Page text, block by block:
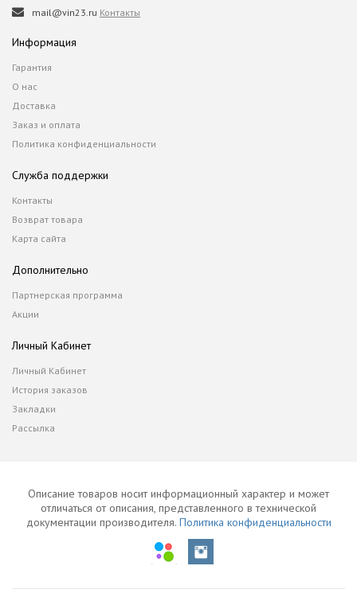
mail@vin23.ru Контакты
Информация
Гарантия
О нас
Доставка
Заказ и оплата
Политика конфиденциальности
Служба поддержки
Контакты
Возврат товара
Карта сайта
Дополнительно
Партнерская программа
Акции
Личный Кабинет
Личный Кабинет
История заказов
Закладки
Рассылка
Описание товаров носит информационный характер и может
отличаться от описания, представленного в технической
документации производителя. Политика конфиденциальности